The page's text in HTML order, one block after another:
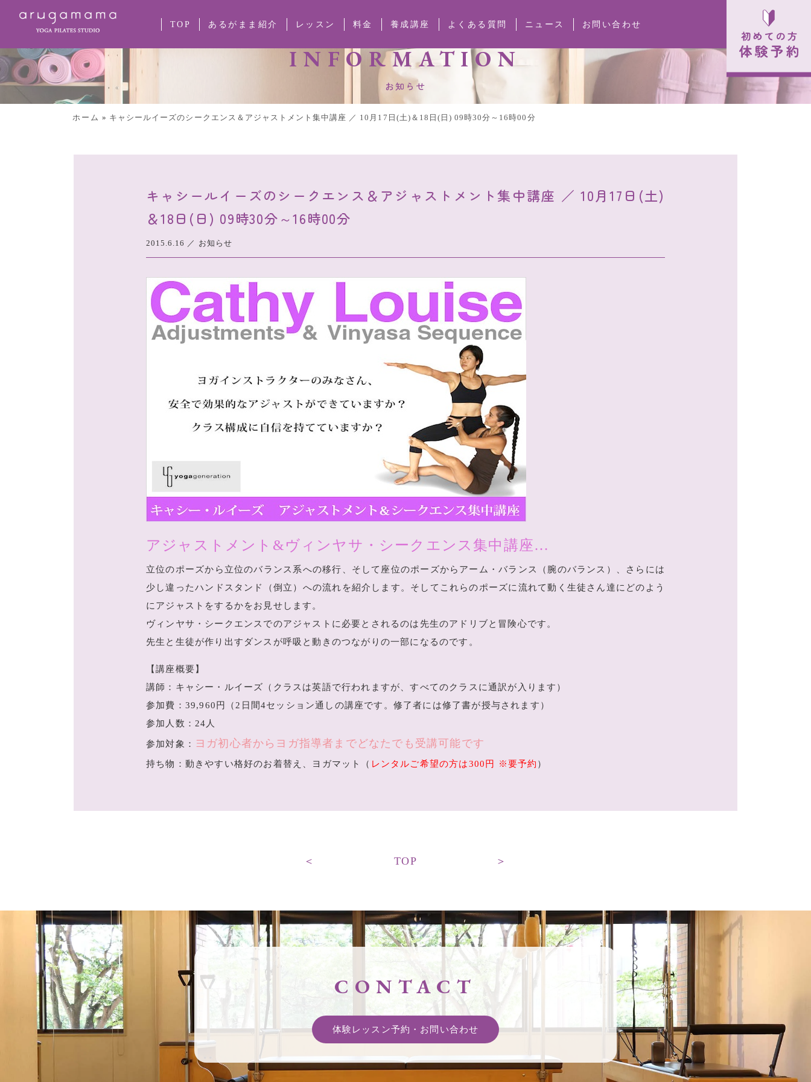
TOP あるがまま紹介 レッスン 料金 養成講座 よくある質問 ニュース お問い合わせ
INFORMATION
お知らせ
ホーム » キャシールイーズのシークエンス＆アジャストメント集中講座 ／ 10月17日(土)＆18日(日) 09時30分～16時00分
キャシールイーズのシークエンス＆アジャストメント集中講座 ／ 10月17日(土)
＆18日(日) 09時30分～16時00分
2015.6.16 ／ お知らせ
アジャストメント&ヴィンヤサ・シークエンス集中講座…
立位のポーズから立位のバランス系への移行、そして座位のポーズからアーム・バランス（腕のバランス）、さらには
少し違ったハンドスタンド（倒立）への流れを紹介します。そしてこれらのポーズに流れて動く生徒さん達にどのよう
にアジャストをするかをお見せします。
ヴィンヤサ・シークエンスでのアジャストに必要とされるのは先生のアドリブと冒険心です。
先生と生徒が作り出すダンスが呼吸と動きのつながりの一部になるのです。
【講座概要】
講師：キャシー・ルイーズ（クラスは英語で行われますが、すべてのクラスに通訳が入ります）
参加費：39,960円（2日間4セッション通しの講座です。修了者には修了書が授与されます）
参加人数：24人
参加対象： ヨガ初心者からヨガ指導者までどなたでも受講可能です
持ち物：動きやすい格好のお着替え、ヨガマット（ レンタルご希望の方は300円 ※要予約 ）
＜ TOP ＞
CONTACT
体験レッスン予約・ お問い合わせ